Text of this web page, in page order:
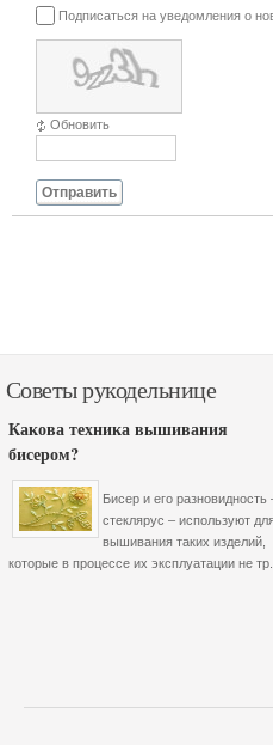
Подписаться на уведомления о
Обновить
Отправить
Советы рукодельнице
Какова техника вышивания
бисером?
Бисер и его разновидность
стеклярус – используют
вышивания таких изделий,
которые в процессе их эксплуатации не тр...